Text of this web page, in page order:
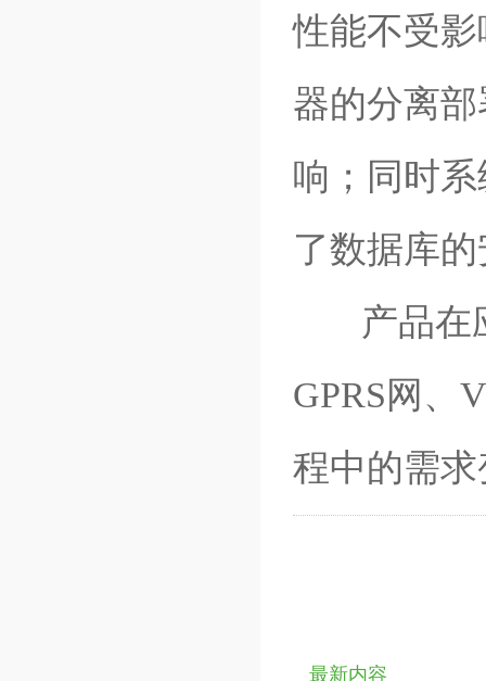
性能不受
器的分离
响；同时
了数据库
产品在应
GPRS网、
程中的需
最新内容